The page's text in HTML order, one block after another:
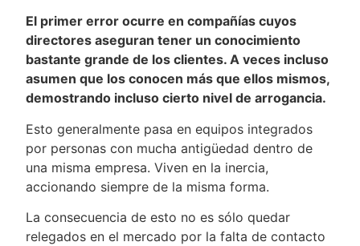
El primer error ocurre en compañías cuyos
directores aseguran tener un conocimiento
bastante grande de los clientes. A veces incluso
asumen que los conocen más que ellos mismos,
demostrando incluso cierto nivel de arrogancia.
Esto generalmente pasa en equipos integrados
por personas con mucha antigüedad dentro de
una misma empresa. Viven en la inercia,
accionando siempre de la misma forma.
La consecuencia de esto no es sólo quedar
relegados en el mercado por la falta de contacto